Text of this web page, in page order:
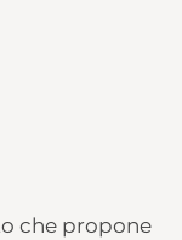
che propone